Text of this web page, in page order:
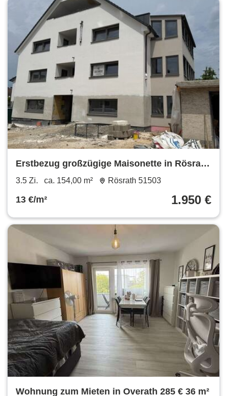
Erstbezug großzügige Maisonette in Rösrath
TOP Anbindung Nahe Autobahn
3.5 Zi. ca. 154,00 m² Rösrath 51503
13 €/m² 1.950 €
Wohnung zum Mieten in Overath 285 € 36 m²